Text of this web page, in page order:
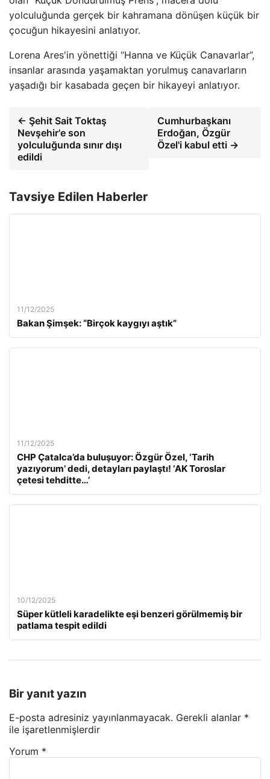
yolculuğunda gerçek bir kahramana dönüşen küçük bir
çocuğun hikayesini anlatıyor.
Lorena Ares'in yönettiği “Hanna ve Küçük Canavarlar”,
insanlar arasında yaşamaktan yorulmuş canavarların
yaşadığı bir kasabada geçen bir hikayeyi anlatıyor.
← Şehit Sait Toktaş
Nevşehir'e son
yolculuğunda sınır dışı
edildi
Cumhurbaşkanı
Erdoğan, Özgür
Özel'i kabul etti →
Tavsiye Edilen Haberler
11/12/2025
Bakan Şimşek: “Birçok kaygıyı aştık”
11/12/2025
CHP Çatalca’da buluşuyor: Özgür Özel, ‘Tarih
yazıyorum’ dedi, detayları paylaştı! ‘AK Toroslar
çetesi tehditte…’
10/12/2025
Süper kütleli karadelikte eşi benzeri görülmemiş bir
patlama tespit edildi
Bir yanıt yazın
E-posta adresiniz yayınlanmayacak. Gerekli alanlar *
ile işaretlenmişlerdir
Yorum *